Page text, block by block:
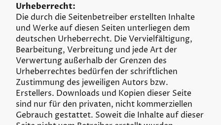
Urheberrecht:
Die durch die Seitenbetreiber erstellten Inhalte
und Werke auf diesen Seiten unterliegen dem
deutschen Urheberrecht. Die Vervielfältigung,
Bearbeitung, Verbreitung und jede Art der
Verwertung außerhalb der Grenzen des
Urheberrechtes bedürfen der schriftlichen
Zustimmung des jeweiligen Autors bzw.
Erstellers. Downloads und Kopien dieser Seite
sind nur für den privaten, nicht kommerziellen
Gebrauch gestattet. Soweit die Inhalte auf dieser